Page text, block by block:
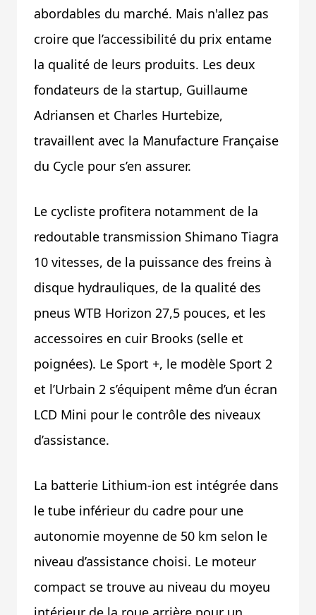
abordables du marché. Mais n'allez pas
croire que l’accessibilité du prix entame
la qualité de leurs produits. Les deux
fondateurs de la startup, Guillaume
Adriansen et Charles Hurtebize,
travaillent avec la Manufacture Française
du Cycle pour s’en assurer.
Le cycliste profitera notamment de la
redoutable transmission Shimano Tiagra
10 vitesses, de la puissance des freins à
disque hydrauliques, de la qualité des
pneus WTB Horizon 27,5 pouces, et les
accessoires en cuir Brooks (selle et
poignées). Le Sport +, le modèle Sport 2
et l’Urbain 2 s’équipent même d’un écran
LCD Mini pour le contrôle des niveaux
d’assistance.
La batterie Lithium-ion est intégrée dans
le tube inférieur du cadre pour une
autonomie moyenne de 50 km selon le
niveau d’assistance choisi. Le moteur
compact se trouve au niveau du moyeu